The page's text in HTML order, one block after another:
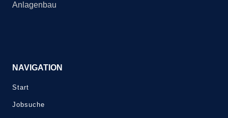
Anlagenbau
NAVIGATION
Start
Jobsuche